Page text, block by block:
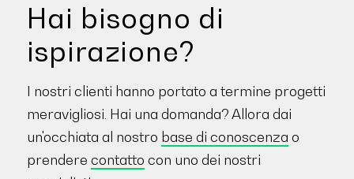
Hai bisogno di
ispirazione?
I nostri clienti hanno portato a termine progetti
meravigliosi. Hai una domanda? Allora dai
un'occhiata al nostro base di conoscenza o
prendere contatto con uno dei nostri